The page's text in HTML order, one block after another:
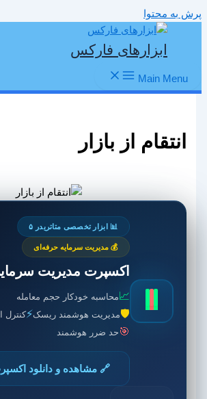
پرش به محتوا
ابزارهای فارکس
Main Menu
انتقام از بازار
📊 ابزار تخصصی متاتریدر ۵
💰 مدیریت سرمایه حرفه‌ای
اکسپرت مدیریت
📈محاسبه خودکار حجم معامله
🛡️ مدیریت هوشمند ریسک⚡کنترل
🎯حد ضرر هوشمند
🔗 مشاهده و دانلود